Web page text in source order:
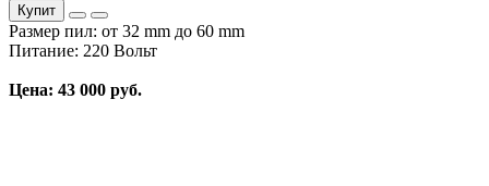
Купит
Размер пил: от 32 mm до 60 mm
Питание: 220 Вольт
Цена: 43 000 руб.